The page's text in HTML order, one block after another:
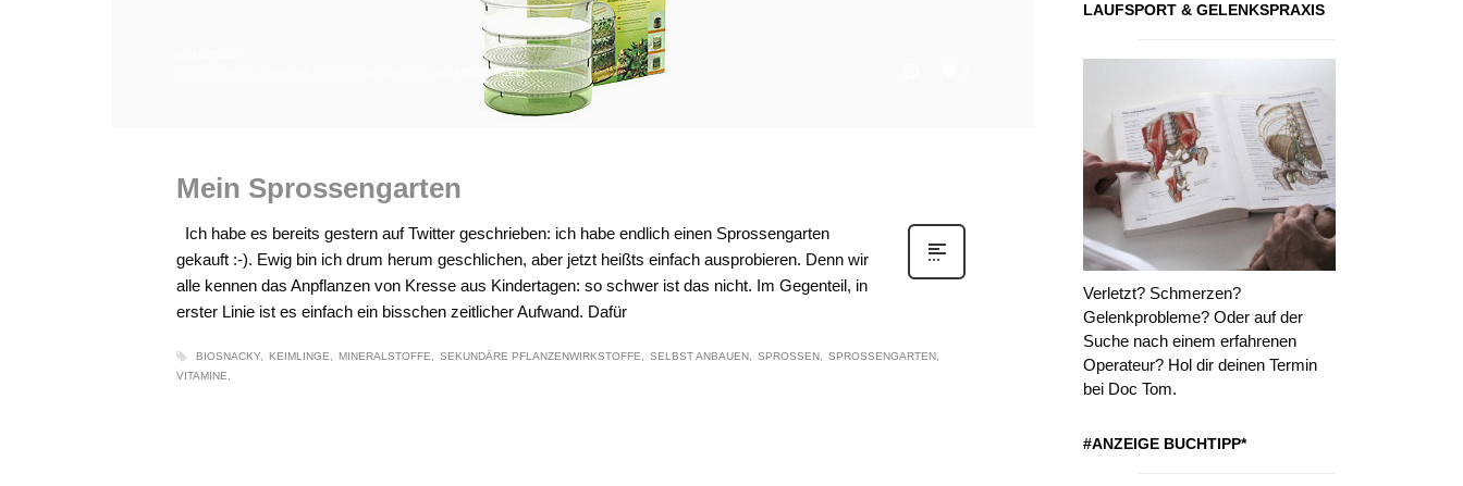
UNCATEGORIZED
Mein Sprossengarten
Ich habe es bereits gestern auf Twitter geschrieben: ich habe endlich einen Sprossengarten
gekauft :-). Ewig bin ich drum herum geschlichen, aber jetzt heißts einfach ausprobieren. Denn wir
alle kennen das Anpflanzen von Kresse aus Kindertagen: so schwer ist das nicht. Im Gegenteil, in
erster Linie ist es einfach ein bisschen zeitlicher Aufwand. Dafür
BIOSNACKY KEIMLINGE MINERALSTOFFE SEKUNDÄRE PFLANZENWIRKSTOFFE SELBST ANBAUEN SPROSSEN
SPROSSENGARTEN
VITAMINE
LAUFSPORT & GELENKSPRAXIS
Verletzt? Schmerzen?
Gelenkprobleme? Oder auf der
Suche nach einem erfahrenen
Operateur? Hol dir deinen Termin
bei Doc Tom.
#ANZEIGE BUCHTIPP*